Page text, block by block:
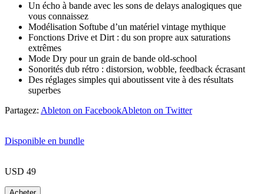
Un écho à bande avec les sons de delays analogiques que
vous connaissez
Modélisation Softube d’un matériel vintage mythique
Fonctions Drive et Dirt : du son propre aux saturations
extrêmes
Mode Dry pour un grain de bande old-school
Sonorités dub rétro : distorsion, wobble, feedback écrasant
Des réglages simples qui aboutissent vite à des résultats
superbes
Partagez: Ableton on FacebookAbleton on Twitter
Disponible en bundle
USD 49